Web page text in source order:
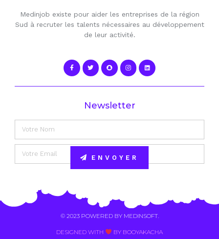
Medinjob existe pour aider les entreprises de la région
Sud à recruter les talents nécessaires au développement
de leur activité.
Newsletter
ENVOYER
© 2023 POWERED BY MEDINSOFT.
DESIGNED WITH BY BOOYAKACHA​